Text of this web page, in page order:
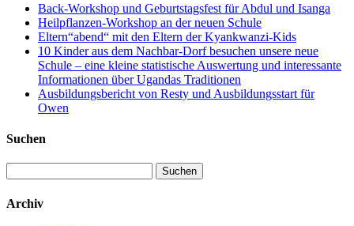
Back-Workshop und Geburtstagsfest für Abdul und Isanga
Heilpflanzen-Workshop an der neuen Schule
Eltern“abend“ mit den Eltern der Kyankwanzi-Kids
10 Kinder aus dem Nachbar-Dorf besuchen unsere neue
Schule – eine kleine statistische Auswertung und interessante
Informationen über Ugandas Traditionen
Ausbildungsbericht von Resty und Ausbildungsstart für
Owen
Suchen
nach:
Archiv